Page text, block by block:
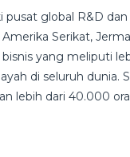
pusat global R&D dan
Serikat,
bisnis yang meliputi
di seluruh dunia.
lebih dari 40.000